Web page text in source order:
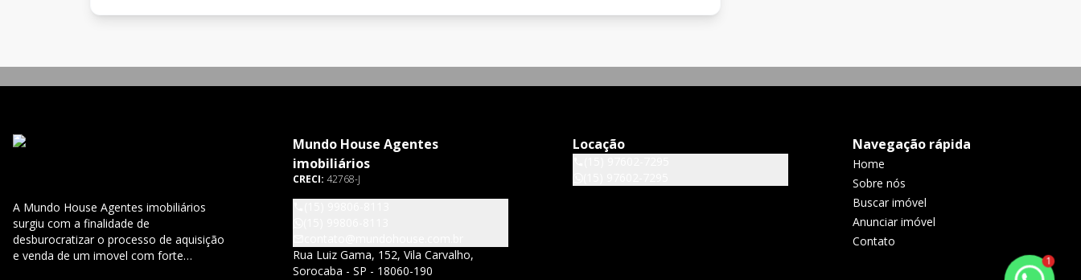
A Mundo House Agentes imobiliários
surgiu com a finalidade de
desburocratizar o processo de aquisição
e venda de um imovel com forte
Mundo House Agentes
imobiliários
CRECI: 42768-J
Rua Luiz Gama, 152, Vila Carvalho,
Sorocaba - SP - 18060-190
Locação Navegação rápida
Home
Sobre nós
Buscar imóvel
Anunciar imóvel
Contato
1